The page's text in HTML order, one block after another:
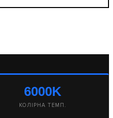
6000K
КОЛІРНА ТЕМП.